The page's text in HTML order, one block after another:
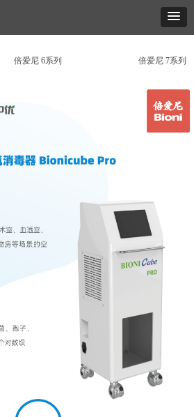
倍爱尼 6系列 倍爱尼 7系列